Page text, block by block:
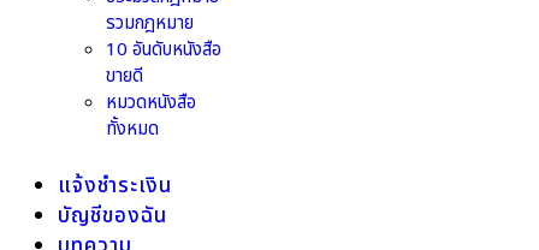
รวมกฎหมาย
10 อันดับหนังสือ
ขายดี
หมวดหนังสือ
ทั้งหมด
แจ้งชำระเงิน
บัญชีของฉัน